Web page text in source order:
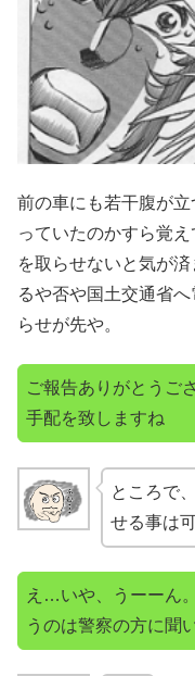
前の車にも若干腹が
っていたのかすら覚
を取らせないと気が
るや否や国土交通省
らせが先や。
ご報告ありがとうご
手配を致しますね
ところで
せる事は
え…いや、うーーん
うのは警察の方に聞